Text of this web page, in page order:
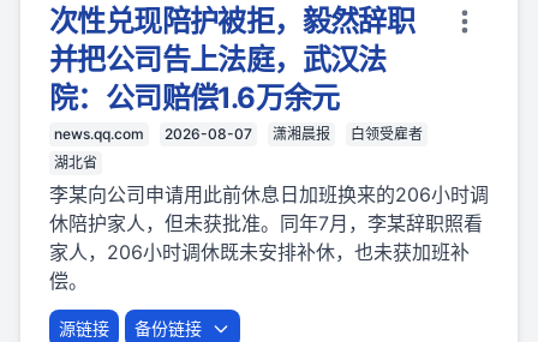
次性兑现陪护被拒，毅然辞职
并把公司告上法庭，武汉法
院：公司赔偿1.6万余元
news.qq.com 2026-08-07 潇湘晨报
白领受雇者
湖北省
李某向公司申请用此前休息日加班换来的206小时调
休陪护家人，但未获批准。同年7月，李某辞职照看
家人，206小时调休既未安排补休，也未获加班补
偿。
源链接 备份链接